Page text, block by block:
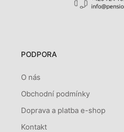
PODPORA
O nás
Obchodní podmínky
Doprava a platba e-shop
Kontakt